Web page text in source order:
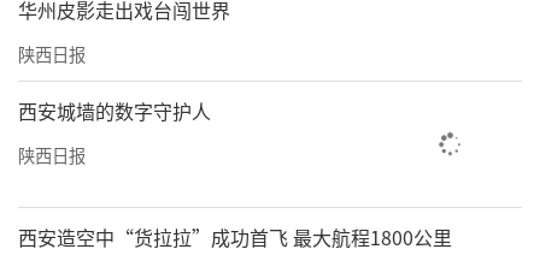
华州皮影走出戏台闯世界
陕西日报
西安城墙的数字守护人
陕西日报
西安造空中“货拉拉”成功首飞 最大航程1800公里